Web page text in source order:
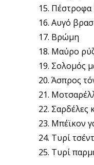
Πέστροφα
Αυγό
Βρώμη
Μαύρο
Σολομός
Άσπρος
Σαρδέλες
Μπέϊκον
Τυρί
Τυρί